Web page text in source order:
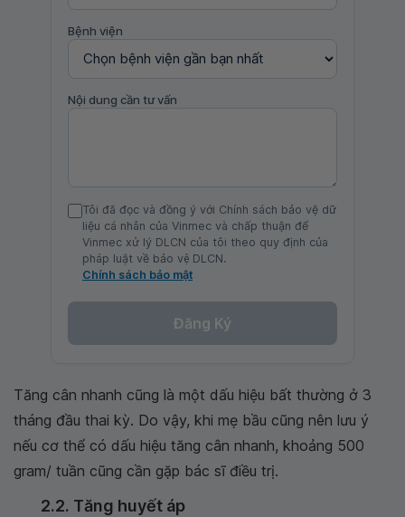
Bệnh viện
Nội dung cần tư vấn
Tôi đã đọc và đồng ý với Chính sách bảo vệ dữ
liệu cá nhân của Vinmec và chấp thuận để
Vinmec xử lý DLCN của tôi theo quy định của
pháp luật về bảo vệ DLCN.
Chính sách bảo mật
Đăng Ký
Tăng cân nhanh cũng là một dấu hiệu bất thường ở 3
tháng đầu thai kỳ. Do vậy, khi mẹ bầu cũng nên lưu ý
nếu cơ thể có dấu hiệu tăng cân nhanh, khoảng 500
gram/ tuần cũng cần gặp bác sĩ điều trị.
2.2. Tăng huyết áp